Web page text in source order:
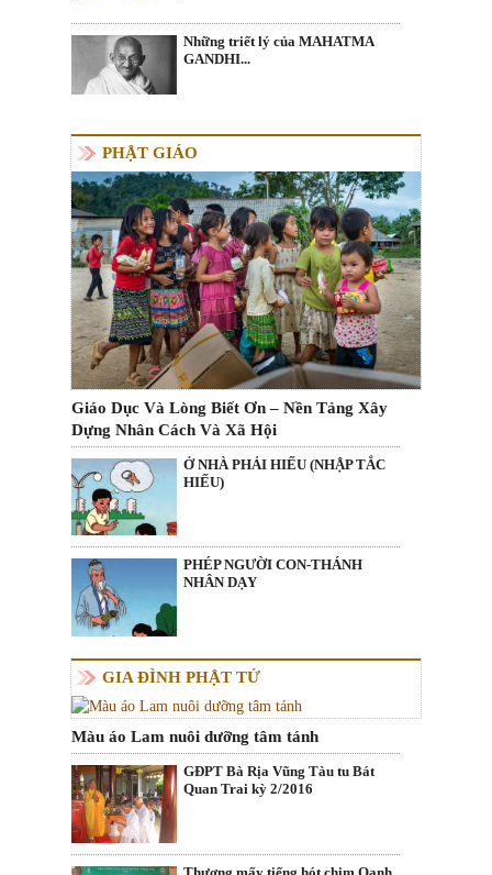
Những triết lý của MAHATMA
GANDHI...
PHẬT GIÁO
Giáo Dục Và Lòng Biết Ơn – Nền Tảng Xây
Dựng Nhân Cách Và Xã Hội
Ở NHÀ PHẢI HIẾU (NHẬP TẮC
HIẾU)
PHÉP NGƯỜI CON-THÁNH
NHÂN DẠY
GIA ĐÌNH PHẬT TỬ
Màu áo Lam nuôi dưỡng tâm tánh
GĐPT Bà Rịa Vũng Tàu tu Bát
Quan Trai kỳ 2/2016